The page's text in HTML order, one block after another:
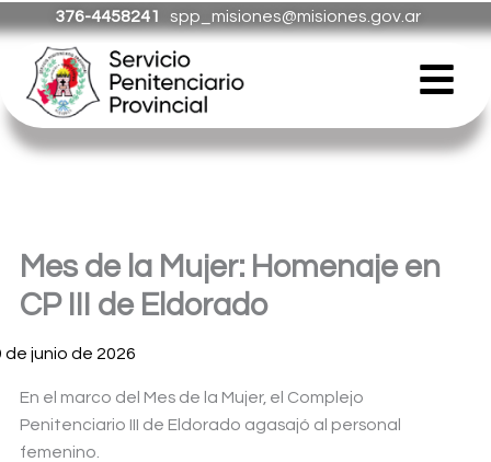
al
contenido
376-4458241 spp_misiones@misiones.gov.ar
Mes de la Mujer: Homenaje en
CP III de Eldorado
de junio de 2026
En el marco del Mes de la Mujer, el Complejo
Penitenciario III de Eldorado agasajó al personal
femenino.